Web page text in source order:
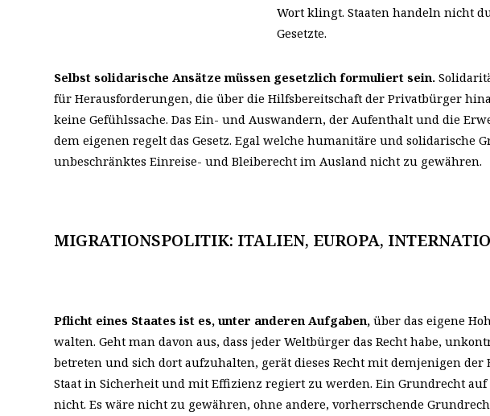
Wort klingt. Staaten handeln nicht
Gesetzte.
Selbst solidarische Ansätze müssen gesetzlich formuliert sein.
für Herausforderungen, die über die Hilfsbereitschaft der Privatbürger
keine Gefühlssache. Das Ein- und Auswandern, der Aufenthalt und die
dem eigenen regelt das Gesetz. Egal welche humanitäre und solidarische
unbeschränktes Einreise- und Bleiberecht im Ausland nicht zu gewähren.
MIGRATIONSPOLITIK: ITALIEN, EUROPA,
Pflicht eines Staates ist es, unter anderen Aufgaben, über das eigene
walten. Geht man davon aus, dass jeder Weltbürger das Recht habe,
betreten und sich dort aufzuhalten, gerät dieses Recht mit demjenigen
Staat in Sicherheit und mit Effizienz regiert zu werden. Ein Grundrecht
nicht. Es wäre nicht zu gewähren, ohne andere, vorherrschende